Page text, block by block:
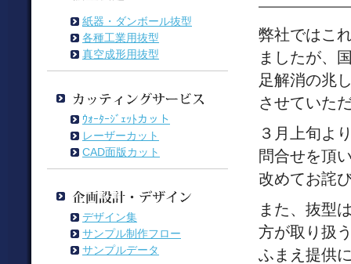
紙器・ダンボール抜型
各種工業用抜型
真空成形用抜型
ｳｫｰﾀｰｼﾞｪｯﾄカット
レーザーカット
CAD面版カット
デザイン集
サンプル制作フロー
サンプルデータ
弊社ではこ
ましたが、
足解消の兆
させていた
３月上旬よ
問合せを頂
改めてお詫
また、抜型
方が取り扱
ふまえ提供